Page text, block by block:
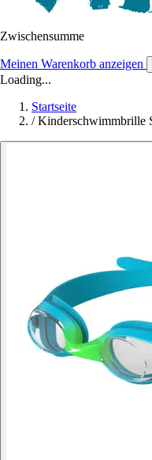
Zwischensumme
Meinen Warenkorb anzeigen
Loading...
Startseite
/ Kinderschwimmbrille